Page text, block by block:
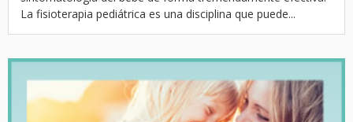
La fisioterapia pediátrica es una disciplina que puede...